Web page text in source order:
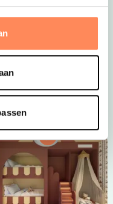
ontdekkers én een
komen.